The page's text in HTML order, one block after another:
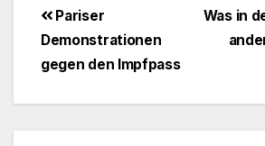
Was in
Pariser
Demonstrationen
gegen den Impfpass